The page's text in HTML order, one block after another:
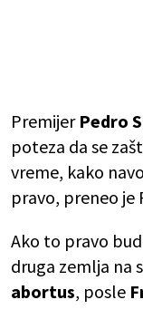
Premijer Pedro
poteza da se
vreme, kako
pravo, preneo je
Ako to pravo
druga zemlja na
abortus, posle